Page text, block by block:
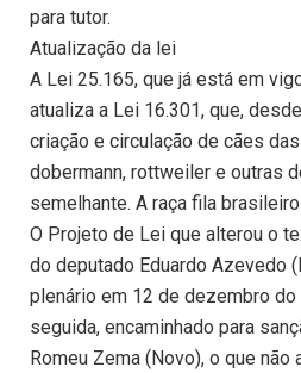
para tutor.
Atualização da lei
A Lei 25.165, que já está em
atualiza a Lei 16.301, que,
criação e circulação de cães
dobermann, rottweiler e outras
semelhante. A raça fila
O Projeto de Lei que alterou o
do deputado Eduardo Azevedo
plenário em 12 de dezembro do
seguida, encaminhado para
Romeu Zema (Novo), o que